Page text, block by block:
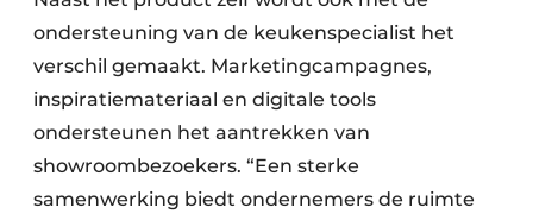
ondersteuning van de keukenspecialist het
verschil gemaakt. Marketingcampagnes,
inspiratiemateriaal en digitale tools
ondersteunen het aantrekken van
showroombezoekers. “Een sterke
samenwerking biedt ondernemers de ruimte